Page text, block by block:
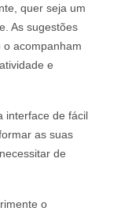
quer seja um
As sugestões
acompanham
e
interface de fácil
as suas
de
o